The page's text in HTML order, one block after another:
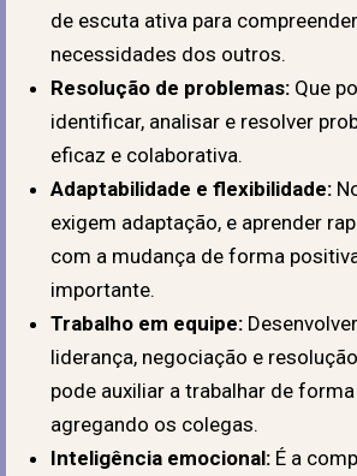
de escuta ativa para
necessidades dos outros.
Resolução de problemas: Que
identificar, analisar e resolver
eficaz e colaborativa.
Adaptabilidade e flexibilidade:
exigem adaptação, e aprender
com a mudança de forma
importante.
Trabalho em equipe:
liderança, negociação e
pode auxiliar a trabalhar de
agregando os colegas.
Inteligência emocional: É a